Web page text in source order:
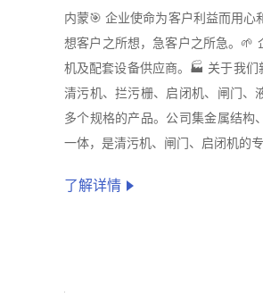
内蒙🎯 企业使命为客户利益而用心
想客户之所想，急客户之所急。🌱
机及配套设备供应商。🏭 关于我
清污机、拦污栅、启闭机、闸门、
多个规格的产品。公司集金属结
一体，是清污机、闸门、启闭机的
了解详情